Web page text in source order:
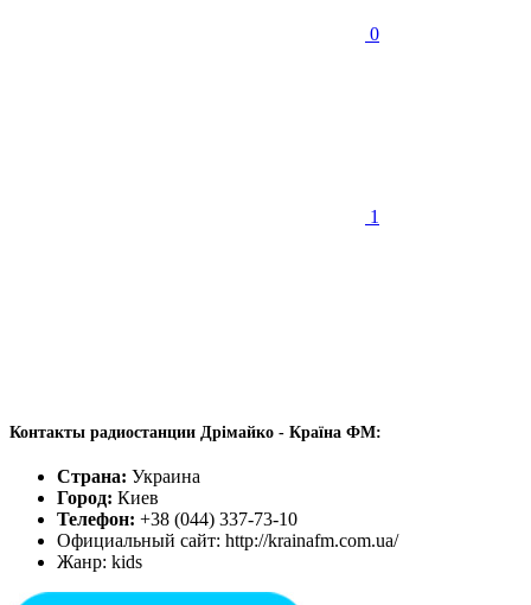
0
1
Контакты радиостанции Дрімайко - Країна ФМ:
Страна: Украина
Город: Киев
Телефон: +38 (044) 337-73-10
Официальный сайт: http://krainafm.com.ua/
Жанр: kids